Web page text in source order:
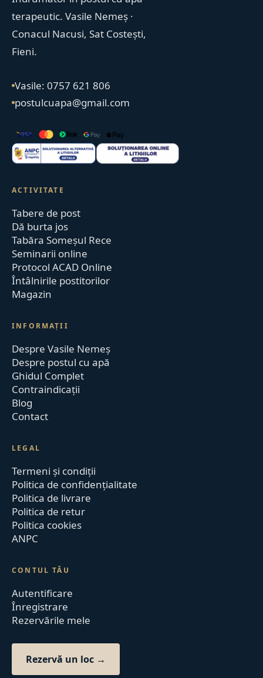
terapeutic. Vasile Nemeș ·
Conacul Nacusi, Sat Costești,
Fieni.
Vasile: 0757 621 806
postulcuapa@gmail.com
ACTIVITATE
Tabere de post
Dă burta jos
Tabăra Someșul Rece
Seminarii online
Protocol ACAD Online
Întâlnirile postitorilor
Magazin
INFORMAȚII
Despre Vasile Nemeș
Despre postul cu apă
Ghidul Complet
Contraindicații
Blog
Contact
LEGAL
Termeni și condiții
Politica de confidențialitate
Politica de livrare
Politica de retur
Politica cookies
ANPC
CONTUL TĂU
Autentificare
Înregistrare
Rezervările mele
Rezervă un loc →